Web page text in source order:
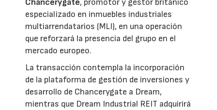
Chancerygate, promotor y gestor británico
especializado en inmuebles industriales
multiarrendatarios (MLI), en una operación
que reforzará la presencia del grupo en el
mercado europeo.
La transacción contempla la incorporación
de la plataforma de gestión de inversiones y
desarrollo de Chancerygate a Dream,
mientras que Dream Industrial REIT adquirirá